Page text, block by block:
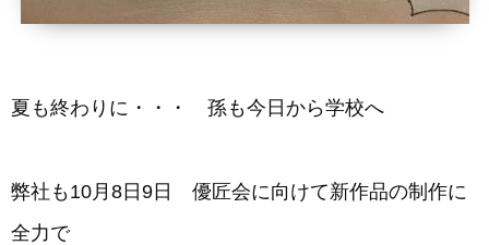
夏も終わりに・・・ 孫も今日から学校へ
弊社も10月8日9日 優匠会に向けて新作品の制作に
全力で